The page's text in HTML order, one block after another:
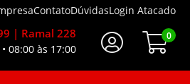
ContatoDúvidasLogin Atacado
| Ramal 228
08:00 às 17:00
0